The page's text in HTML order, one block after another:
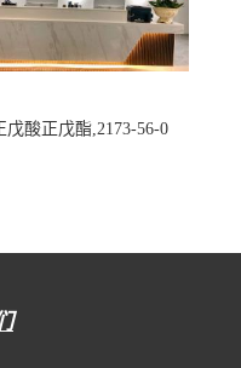
戊酸正戊酯,2173-56-0